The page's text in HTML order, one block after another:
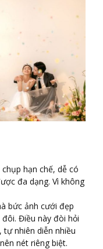
hạn chế, dễ có
đa dạng. Vì không
bức ảnh cưới đẹp
Điều này đòi hỏi
nhiên diễn nhiều
nét riêng biệt.